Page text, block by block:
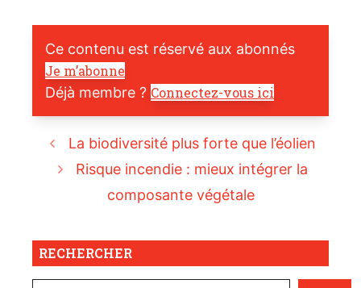
Ce contenu est réservé aux abonnés
Je m’abonne
Déjà membre ? Connectez-vous ici
La biodiversité plus forte que l’éolien
Risque incendie : mieux intégrer la
composante végétale
RECHERCHER